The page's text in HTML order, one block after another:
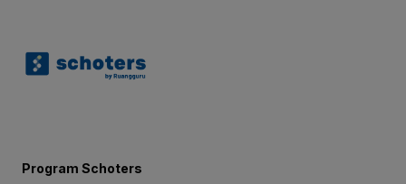
Program Schoters